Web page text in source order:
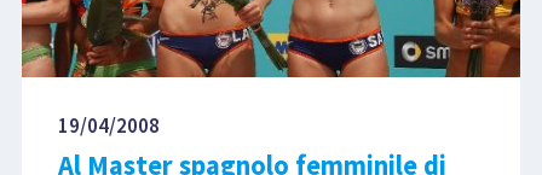
19/04/2008
Al Master spagnolo femminile di